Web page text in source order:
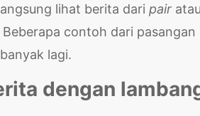
lihat berita dari pair
contoh dari pasangan
lagi.
dengan